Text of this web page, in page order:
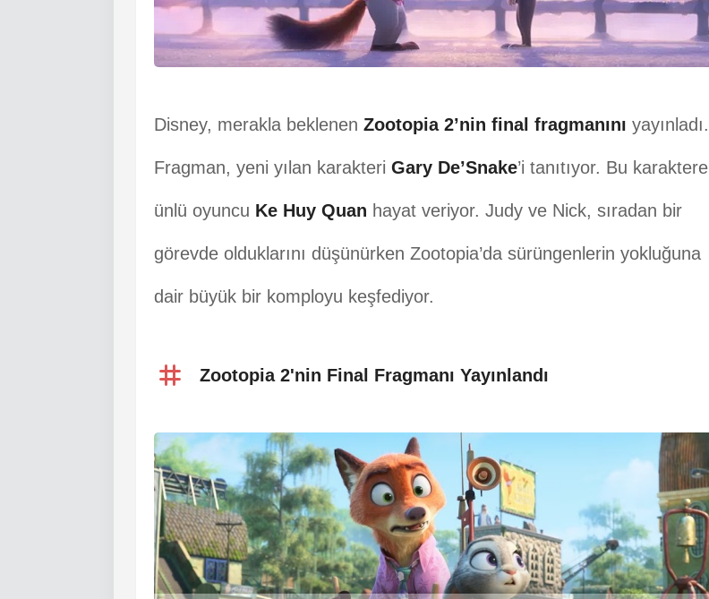
Disney, merakla beklenen Zootopia 2’nin final fragmanını yayınladı.
Fragman, yeni yılan karakteri Gary De’Snake’i tanıtıyor. Bu karaktere
ünlü oyuncu Ke Huy Quan hayat veriyor. Judy ve Nick, sıradan bir
görevde olduklarını düşünürken Zootopia’da sürüngenlerin yokluğuna
dair büyük bir komployu keşfediyor.
Zootopia 2'nin Final Fragmanı Yayınlandı